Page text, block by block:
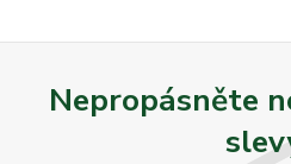
Nepropásněte